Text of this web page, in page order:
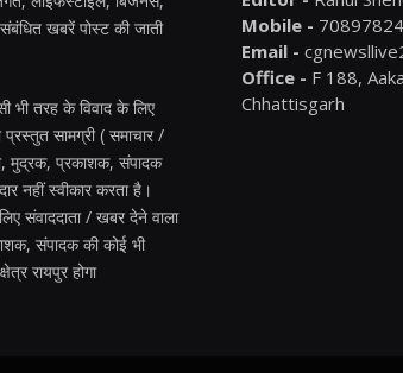
खबरें पोस्ट की जाती
भी तरह के विवाद के लिए
प्रस्तुत सामग्री ( समाचार /
मुद्रक, प्रकाशक, संपादक
नहीं स्वीकार करता है।
संवाददाता / खबर देने वाला
संपादक की कोई भी
रायपुर होगा
Mobile -
Email -
Office - F 188,
Chhattisgarh